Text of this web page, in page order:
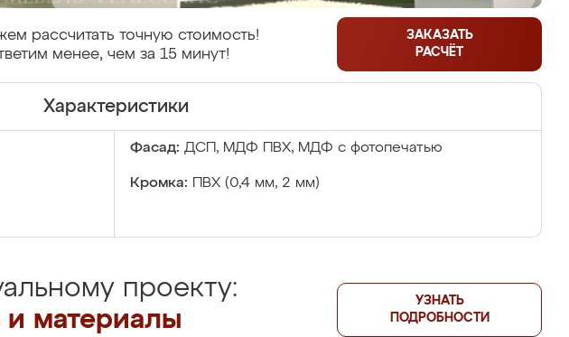
рассчитать точную стоимость!
менее, чем за 15 минут!
ЗАКАЗАТЬ
РАСЧЁТ
Характеристики
Фасад: ДСП, МДФ ПВХ, МДФ с фотопечатью
Кромка: ПВХ (0,4 мм, 2 мм)
проекту:
материалы
УЗНАТЬ
ПОДРОБНОСТИ